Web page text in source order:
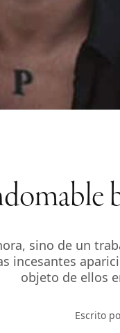
sino de un
incesantes
objeto de ellos
Escrito